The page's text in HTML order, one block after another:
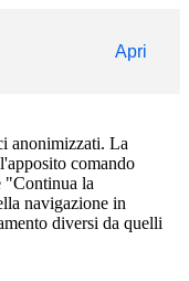
Apri
anonimizzati. La
comando
"Continua la
navigazione in
diversi da quelli